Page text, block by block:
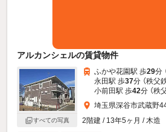
アルカンシェルの賃貸物件
すべての写真
ふかや花園駅 歩29分
永田駅 歩37分 （秩父
小前田駅 歩42分 （秩
埼玉県深谷市武蔵野
2階建 / 13年5ヶ月 / 木造